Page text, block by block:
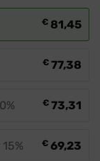
€ 81,45
€ 77,38
€ 73,31
€ 69,23